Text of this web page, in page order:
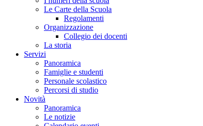
Le Carte della Scuola
Regolamenti
Organizzazione
Collegio dei docenti
La storia
Servizi
Panoramica
Famiglie e studenti
Personale scolastico
Percorsi di studio
Novità
Panoramica
Le notizie